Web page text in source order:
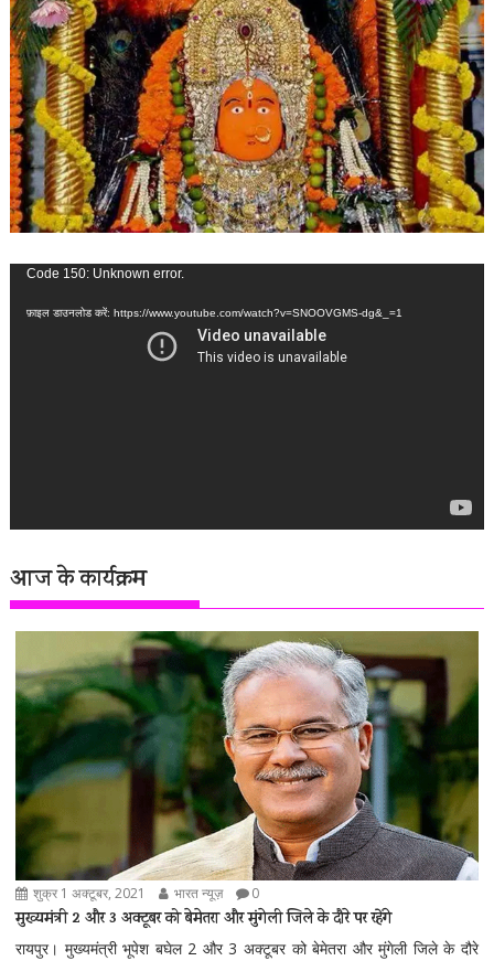
वीडियो
Code 150: Unknown error.
फ़ाइल डाउनलोड करें: https://www.youtube.com/watch?v=SNOOVGMS-dg&_=1
आज के कार्यक्रम
शुक्र 1 अक्टूबर, 2021 भारत न्यूज़ 0
मुख्यमंत्री 2 और 3 अक्टूबर को बेमेतरा और मुंगेली जिले के दौरे पर रहेंगे
रायपुर। मुख्यमंत्री भूपेश बघेल 2 और 3 अक्टूबर को बेमेतरा और मुंगेली जिले के दौरे